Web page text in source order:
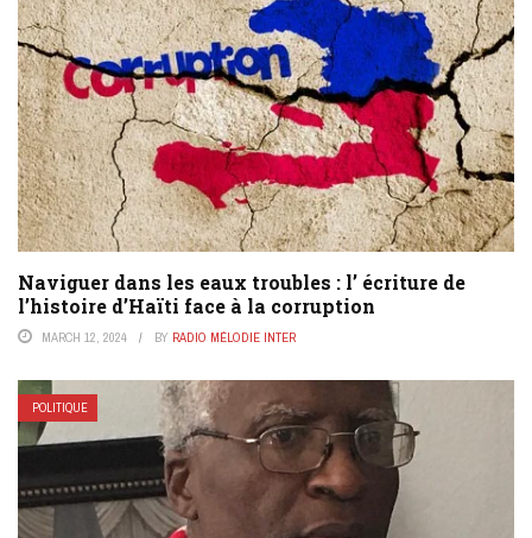
Naviguer dans les eaux troubles : l’ écriture de
l’histoire d’Haïti face à la corruption
MARCH 12, 2024 BY RADIO MÉLODIE INTER
POLITIQUE